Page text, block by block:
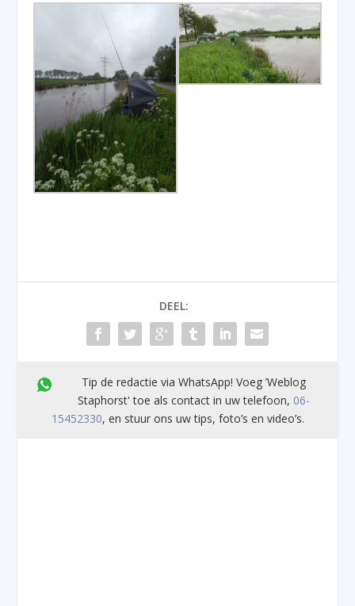
DEEL:
Tip de redactie via WhatsApp! Voeg ’Weblog
Staphorst' toe als contact in uw telefoon, 06-
15452330, en stuur ons uw tips, foto’s en video’s.